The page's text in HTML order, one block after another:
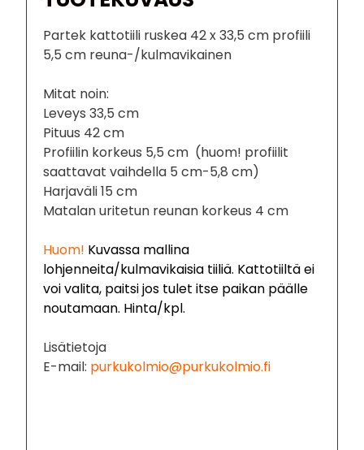
Partek kattotiili ruskea 42 x 33,5 cm profiili
5,5 cm reuna-/kulmavikainen
Mitat noin:
Leveys 33,5 cm
Pituus 42 cm
Profiilin korkeus 5,5 cm (huom! profiilit
saattavat vaihdella 5 cm-5,8 cm)
Harjaväli 15 cm
Matalan uritetun reunan korkeus 4 cm
Huom! Kuvassa mallina
lohjenneita/kulmavikaisia tiiliä. Kattotiiltä ei
voi valita, paitsi jos tulet itse paikan päälle
noutamaan. Hinta/kpl.
Lisätietoja
E-mail: purkukolmio@purkukolmio.fi